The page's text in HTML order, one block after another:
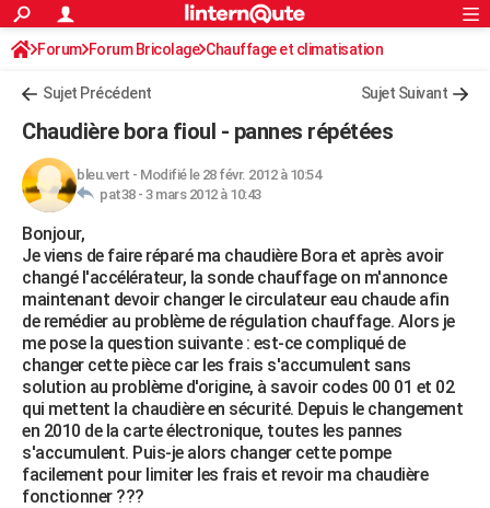
ACTUALITÉS
Politique
Société
Faits Divers
Education
Monde
Villes
+
FINANCE
Retraite
Impôts
Epargne
Immobilier
Risques naturels par ville
Banque
Assurance
Crédit
AUTO
Essais
Réserver un essai
Citadines
Berlines
SUV
Forum auto
+HIGH-TECH
Mobiles
Meilleur smartphone
Internet
Ordinateurs
Jeux vidéo
Guide high-tech
+BRICOLAGE
Forum
Aménagement intérieur
Extérieur
Cuisine
Salle de bains
Jardinage
Rangement
WEEK-END
Guides de France
Escapades
Patrimoine
Expositions
Musées
Week-end nature
LIFESTYLE
Art de vivre
Bien-être
Loisirs
ModeModes de vie
SANTE
Alimentation
Guide de la santé
Maladies
Médicaments
Sommeil
VOYAGE
Rechercher
S'inscrire
Connexion
Forum Forum Bricolage Chauffage et climatisation
Sujet Précédent Sujet Suivant
Chaudière bora fioul - pannes répétées
bleu.vert - Modifié le 28 févr. 2012 à 10:54
pat38 - 3 mars 2012 à 10:43
Bonjour,
Je viens de faire réparé ma chaudière Bora et après avoir
changé l'accélérateur, la sonde chauffage on m'annonce
maintenant devoir changer le circulateur eau chaude afin
de remédier au problème de régulation chauffage. Alors je
me pose la question suivante : est-ce compliqué de
changer cette pièce car les frais s'accumulent sans
solution au problème d'origine, à savoir codes 00 01 et 02
qui mettent la chaudière en sécurité. Depuis le changement
en 2010 de la carte électronique, toutes les pannes
s'accumulent. Puis-je alors changer cette pompe
facilement pour limiter les frais et revoir ma chaudière
fonctionner ???